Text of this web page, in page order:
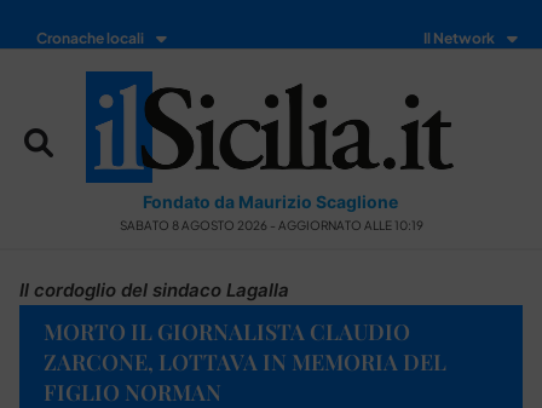
Cronache locali Il Network
Fondato da Maurizio Scaglione
SABATO 8 AGOSTO 2026 - AGGIORNATO ALLE 10:19
Il cordoglio del sindaco Lagalla
MORTO IL GIORNALISTA CLAUDIO
ZARCONE, LOTTAVA IN MEMORIA DEL
FIGLIO NORMAN